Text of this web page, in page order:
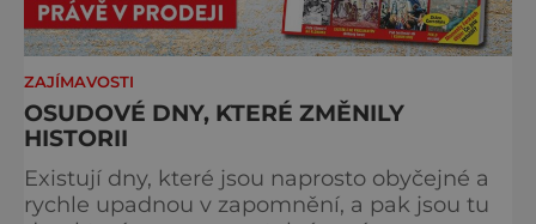
ZAJÍMAVOSTI
OSUDOVÉ DNY, KTERÉ ZMĚNILY
HISTORII
Existují dny, které jsou naprosto obyčejné a
rychle upadnou v zapomnění, a pak jsou tu